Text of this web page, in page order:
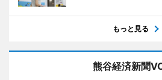
もっと見る
熊谷経済新聞